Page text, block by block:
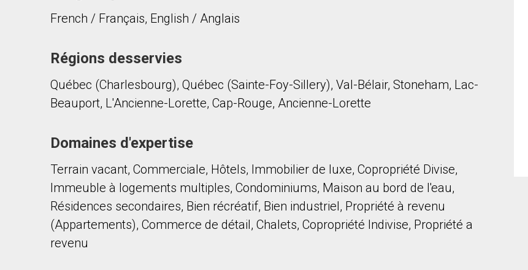
Prénom
Téléphone
(Optionnel)
French / Français, English / Anglais
Régions desservies
Québec (Charlesbourg), Québec (Sainte-Foy-Sillery), Val-Bélair, Stoneham, Lac-
Beauport, L'Ancienne-Lorette, Cap-Rouge, Ancienne-Lorette
Domaines d'expertise
Terrain vacant, Commerciale, Hôtels, Immobilier de luxe, Copropriété Divise,
Immeuble à logements multiples, Condominiums, Maison au bord de l'eau,
Résidences secondaires, Bien récréatif, Bien industriel, Propriété à revenu
(Appartements), Commerce de détail, Chalets, Copropriété Indivise, Propriété a
revenu